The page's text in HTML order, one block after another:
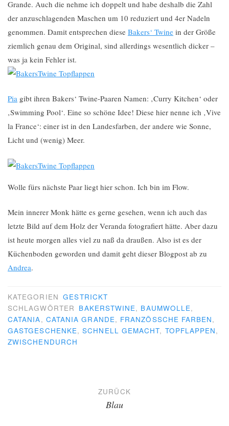
Grande. Auch die nehme ich doppelt und habe deshalb die Zahl
der anzuschlagenden Maschen um 10 reduziert und 4er Nadeln
genommen. Damit entsprechen diese Bakers‘ Twine in der Größe
ziemlich genau dem Original, sind allerdings wesentlich dicker –
was ja kein Fehler ist.
Pia gibt ihren Bakers‘ Twine-Paaren Namen: ‚Curry Kitchen‘ oder
‚Swimming Pool‘. Eine so schöne Idee! Diese hier nenne ich ‚Vive
la France‘: einer ist in den Landesfarben, der andere wie Sonne,
Licht und (wenig) Meer.
Wolle fürs nächste Paar liegt hier schon. Ich bin im Flow.
Mein innerer Monk hätte es gerne gesehen, wenn ich auch das
letzte Bild auf dem Holz der Veranda fotografiert hätte. Aber dazu
ist heute morgen alles viel zu naß da draußen. Also ist es der
Küchenboden geworden und damit geht dieser Blogpost ab zu
Andrea.
KATEGORIEN GESTRICKT
SCHLAGWÖRTER BAKERSTWINE, BAUMWOLLE,
CATANIA, CATANIA GRANDE, FRANZÖSSCHE FARBEN,
GASTGESCHENKE,SCHNELL GEMACHT, TOPFLAPPEN,
ZWISCHENDURCH
Beitragsnavigation
ZURÜCK
Blau